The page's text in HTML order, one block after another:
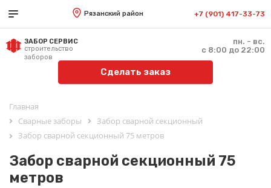
Рязанский район +7 (901) 417-33-73
ЗАБОР СЕРВИС
строительство
заборов
пн. - вс.
с 8:00 до 22:00
Сделать заказ
Главная
Сварные заборы
Забор сварной секционный
Забор сварной секционный 75 метров
Забор сварной секционный 75
метров